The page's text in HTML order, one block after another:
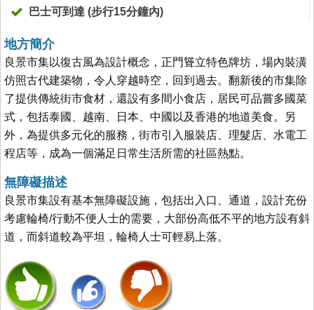
巴士可到達 (步行15分鐘內)
地方簡介
良景市集以復古風為設計概念，正門聳立特色牌坊，場內裝潢
仿照古代建築物，令人穿越時空，回到過去。翻新後的市集除
了提供傳統街市食材，還設有多間小食店，居民可品嘗多國菜
式，包括泰國、越南、日本、中國以及香港的地道美食。另
外，為提供多元化的服務，街市引入服裝店、理髮店、水電工
程店等，成為一個滿足日常生活所需的社區熱點。
無障礙描述
良景市集設有基本無障礙設施，包括出入口、通道，設計充份
考慮輪椅/行動不便人士的需要，大部份高低不平的地方設有斜
道，而斜道較為平坦，輪椅人士可輕易上落。